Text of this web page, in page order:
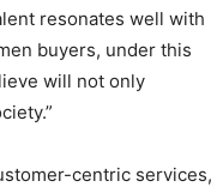
resonates well with
buyers, under this
will not only
centric services,